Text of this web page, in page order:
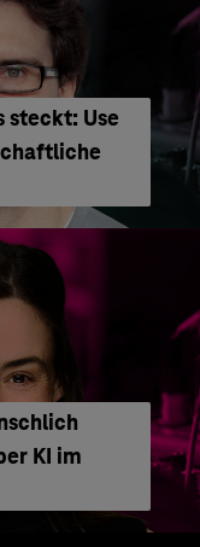
steckt: Use
KI im